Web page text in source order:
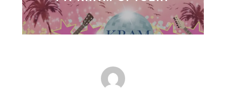
+45 29648303 kontakt@kramspiseri.dk
Lad KRAM Spiseri blive rammen om jeres perfekte